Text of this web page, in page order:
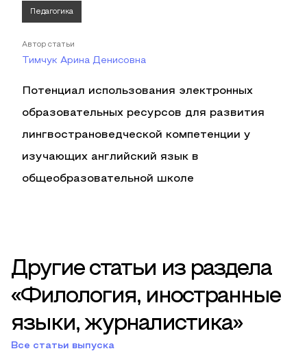
Педагогика
Автор статьи
Тимчук Арина Денисовна
Потенциал использования электронных
образовательных ресурсов для развития
лингвострановедческой компетенции у
изучающих английский язык в
общеобразовательной школе
Другие статьи из раздела
«Филология, иностранные
языки, журналистика»
Все статьи выпуска